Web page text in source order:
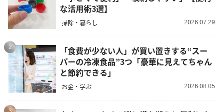
な活用術3選】
掃除・暮らし 2026.07.29
2
「食費が少ない人」が買い置きする“スー
パーの冷凍食品”3つ「豪華に見えてちゃん
と節約できる」
お金・学ぶ 2026.08.05